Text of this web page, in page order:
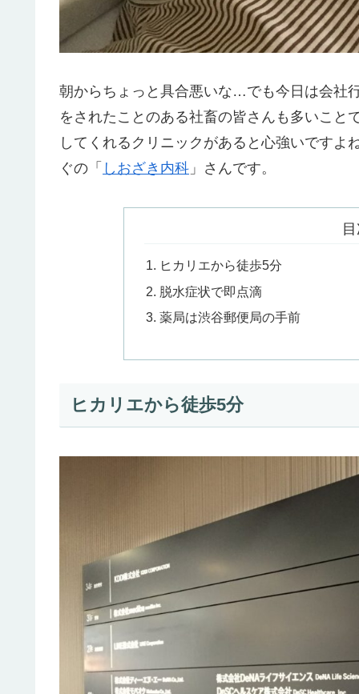
朝からちょっと具合悪いな…でも今日は会
をされたことのある社畜の皆さんも多いこと
してくれるクリニックがあると心強いです
ぐの「 しおざき内科 」さんです。
ヒカリエから徒歩5分
脱水症状で即点滴
薬局は渋谷郵便局の手前
ヒカリエから徒歩5分